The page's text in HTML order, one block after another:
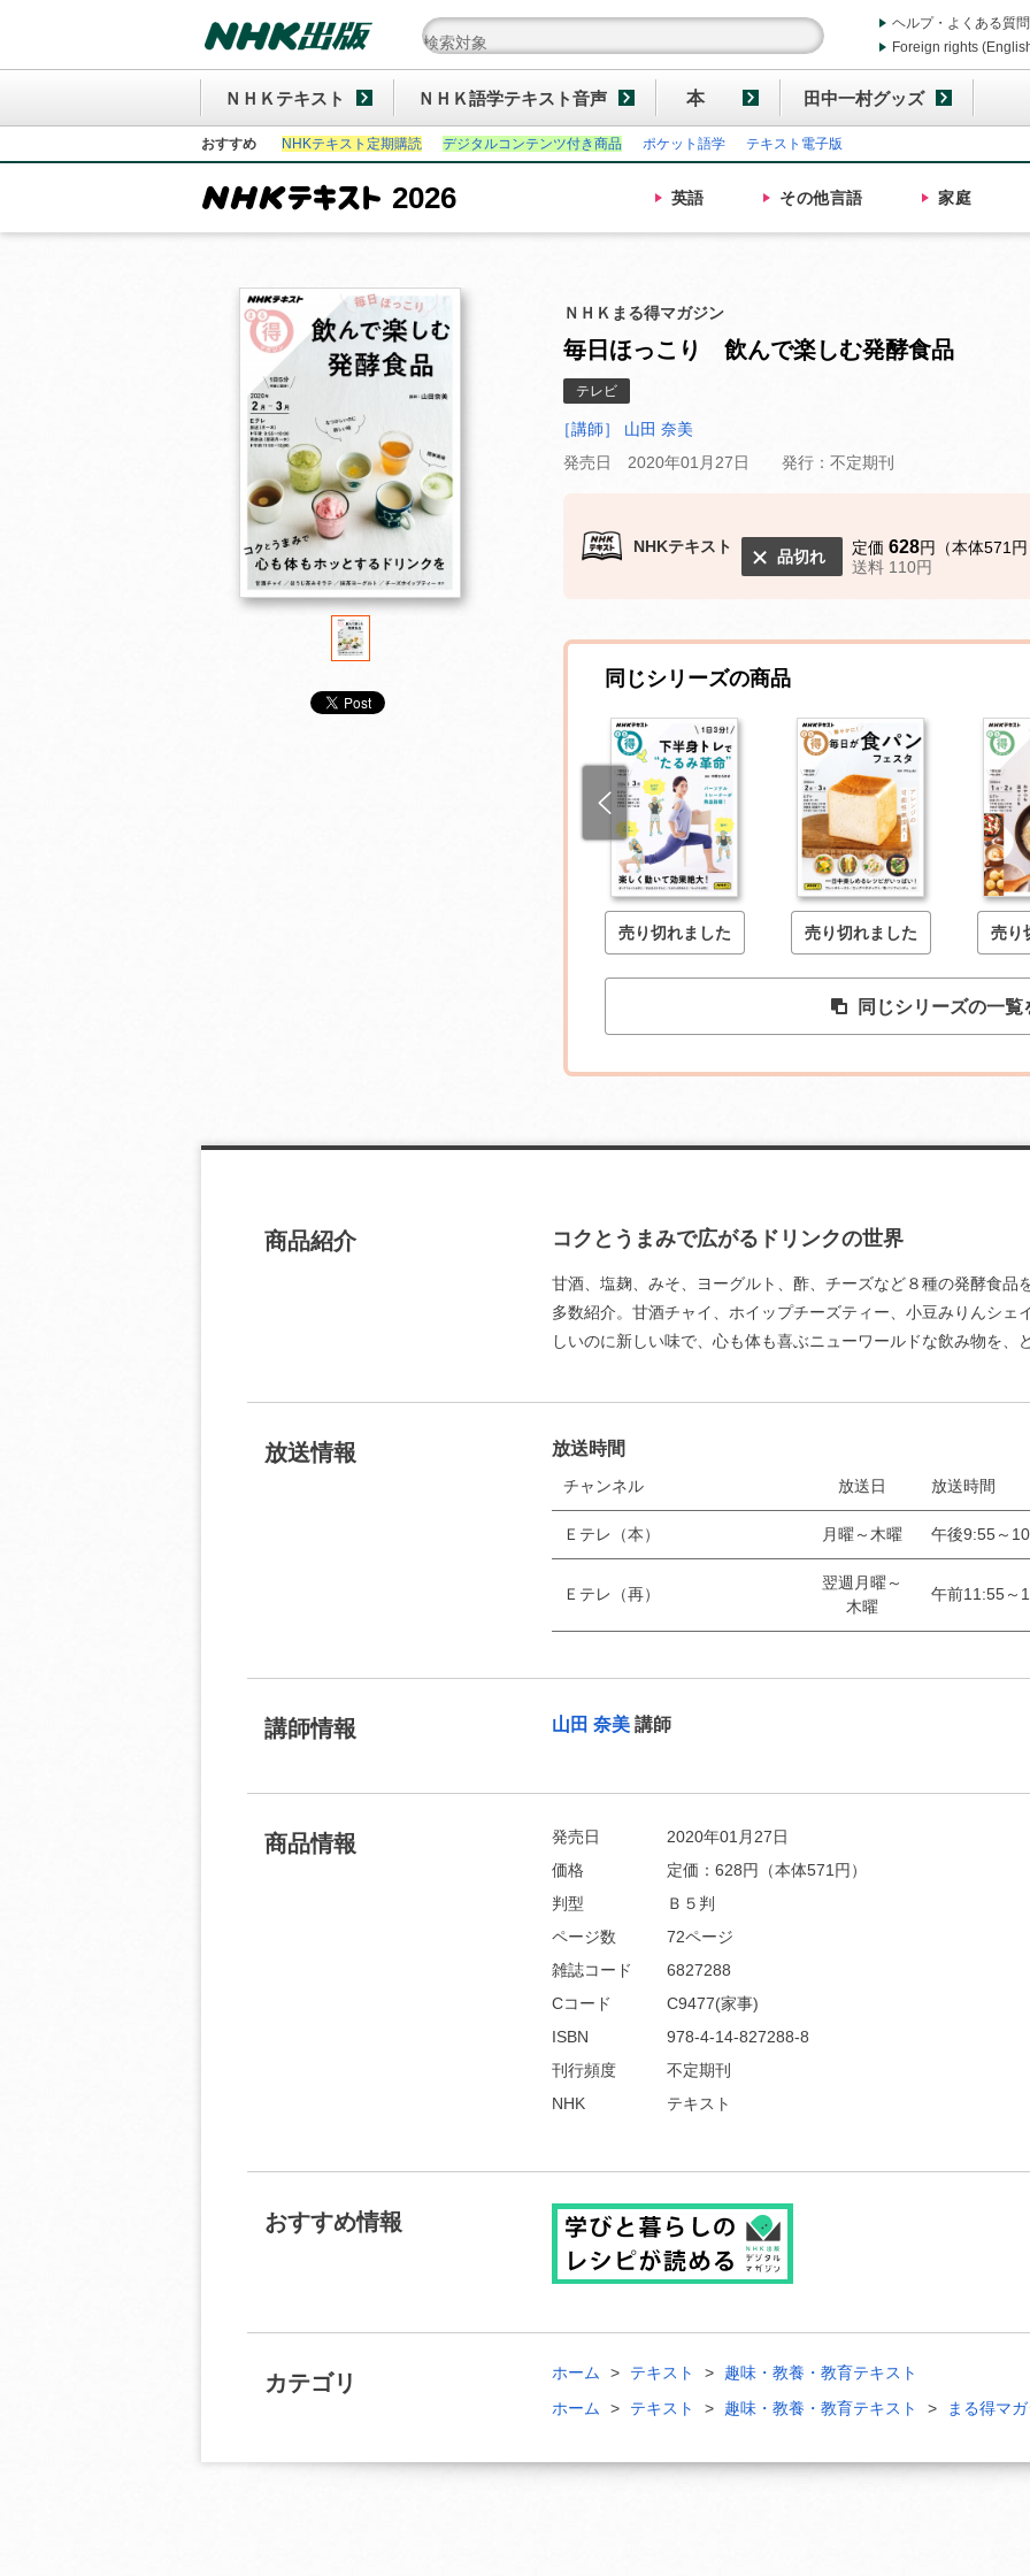
ヘルプ・よくある質問
Foreign rights
ＮＨＫテキスト ＮＨＫ語学テキスト音声 本 田中一村グッズ
おすすめ NHKテキスト定期購読 デジタルコンテンツ付き商品 ポケット語学 テキスト電子版
2026 英語 その他言語 家庭
他にも商品を買う
ＮＨＫまる得マガジン
毎日ほっこり 飲んで楽しむ発酵食品
テレビ
［講師］ 山田 奈美
発売日 2020年01月27日
発行：不定期刊
NHKテキスト
品切れ 定価 628円（本体571円
送料 110円
同じシリーズの商品
売り切れました 売り切れました 売り
同じシリーズの一覧
商品紹介 コクとうまみで広がるドリンクの世界
甘酒、塩麹、みそ、ヨーグルト、酢、チーズなど８種の発酵食品
多数紹介。甘酒チャイ、ホイップチーズティー、小豆みりんシェ
しいのに新しい味で、心も体も喜ぶニューワールドな飲み物を、
放送情報 放送時間
チャンネル 放送日 放送時間
Ｅテレ（本） 月曜～木曜 午後9:55～
Ｅテレ（再）
翌週月曜～
木曜
午前11:55～
講師情報 山田 奈美講師
商品情報 発売日
2020年01月27日
価格
定価： 628円（本体571円）
判型
Ｂ５判
ページ数
72ページ
雑誌コード
6827288
Cコード
C9477(家事)
ISBN
978-4-14-827288-8
刊行頻度
不定期刊
NHK
テキスト
おすすめ情報
カテゴリ ホーム テキスト
趣味・教養・教育テキスト
ホーム
テキスト 趣味・教養・教育テキスト まる得マ